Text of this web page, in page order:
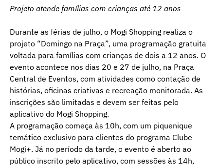
Projeto atende famílias com crianças até 12 anos
Durante as férias de julho, o Mogi Shopping realiza o
projeto “Domingo na Praça”, uma programação gratuita
voltada para famílias com crianças de dois a 12 anos. O
evento acontece nos dias 20 e 27 de julho, na Praça
Central de Eventos, com atividades como contação de
histórias, oficinas criativas e recreação monitorada. As
inscrições são limitadas e devem ser feitas pelo
aplicativo do Mogi Shopping.
A programação começa às 10h, com um piquenique
temático exclusivo para clientes do programa Clube
Mogi+. Já no período da tarde, o evento é aberto ao
público inscrito pelo aplicativo, com sessões às 14h,